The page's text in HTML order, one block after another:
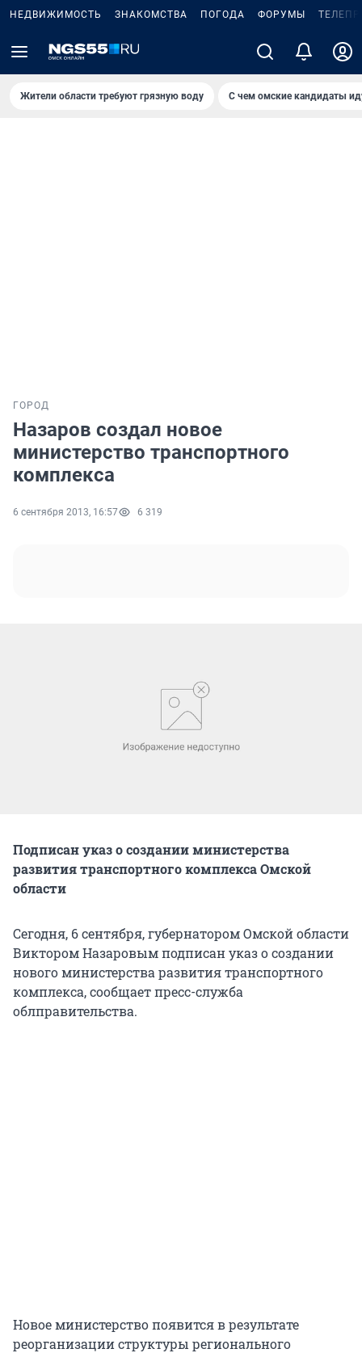
НЕДВИЖИМОСТЬ ЗНАКОМСТВА ПОГОДА ФОРУМЫ
Жители области требуют грязную воду С чем омские кандидаты
ГОРОД
Назаров создал новое
министерство транспортного
комплекса
6 сентября 2013, 16:57 6 319
Подписан указ о создании министерства
развития транспортного комплекса Омской
области
Сегодня, 6 сентября, губернатором Омской области
Виктором Назаровым подписан указ о создании
нового министерства развития транспортного
комплекса, сообщает пресс-служба
облправительства.
Новое министерство появится в результате
реорганизации структуры регионального